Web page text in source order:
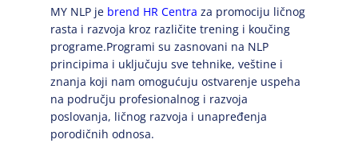
MY NLP je brend HR Centra za promociju ličnog
rasta i razvoja kroz različite trening i koučing
programe.Programi su zasnovani na NLP
principima i uključuju sve tehnike, veštine i
znanja koji nam omogućuju ostvarenje uspeha
na području profesionalnog i razvoja
poslovanja, ličnog razvoja i unapređenja
porodičnih odnosa.